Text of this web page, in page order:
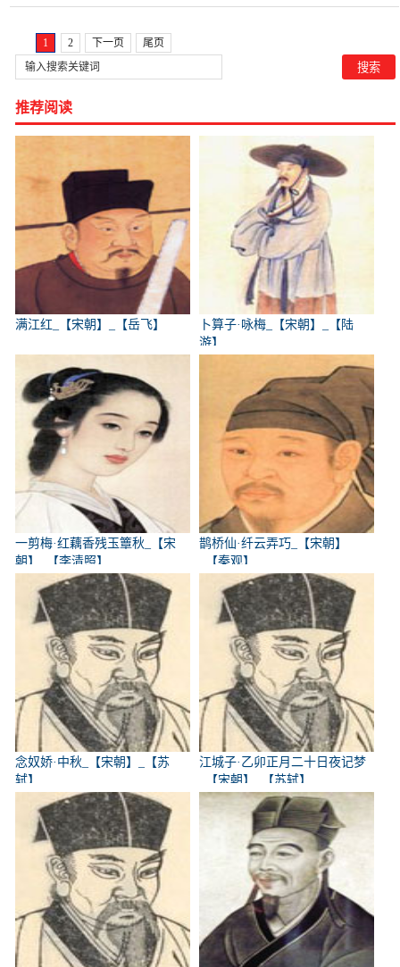
1 2 下一页 尾页
推荐阅读
满江红_【宋朝】_【岳飞】
卜算子·咏梅_【宋朝】_【陆
游】
一剪梅·红藕香残玉簟秋_【宋
朝】_【李清照】
鹊桥仙·纤云弄巧_【宋朝】
_【秦观】
念奴娇·中秋_【宋朝】_【苏
轼】
江城子·乙卯正月二十日夜记梦
_【宋朝】_【苏轼】